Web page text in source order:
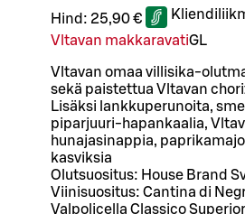
Hind: 25,90 €
Vltavan makkaravatiGL
Vltavan omaa villisika-
sekä paistettua Vltavan
Lisäksi lankkuperunoita,
piparjuuri-hapankaalia,
hunajasinappia,
kasviksia
Olutsuositus: House Brand
Viinisuositus: Cantina di
Valpolicella Classico